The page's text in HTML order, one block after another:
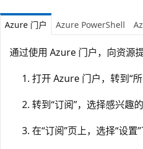
Azure 门户 Azure PowerShell
通过使用 Azure 门户，向资源
打开 Azure 门户，转到“所
转到“订阅”，选择感兴趣的
在“订阅”页上，选择“设置